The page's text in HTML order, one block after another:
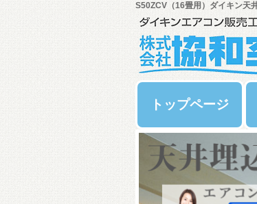
S50ZCV（16畳用）ダイキン天
トップページ